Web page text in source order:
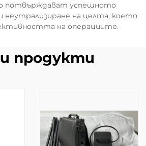
потвърждават успешното
неутрализиране на целта, което
на операциите.
продукти